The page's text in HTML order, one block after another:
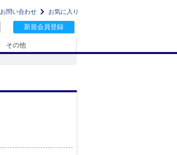
お問い合わせ お気に入り
新規会員登録
その他